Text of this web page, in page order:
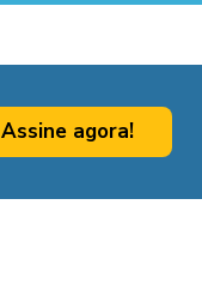
Assine agora!